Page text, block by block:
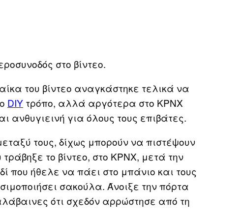
στο βίντεο.
του βίντεο αναγκάστηκε τελικά να
DIY τρόπο, αλλά αργότερα στο KPNX
ανθυγιεινή για όλους τους επιβάτες.
τους, δίχως μπορούν να πιστέψουν
το βίντεο, στο KPNX, μετά την
που ήθελε να πάει στο μπάνιο και τους
σακούλα. Άνοιξε την πόρτα
ότι σχεδόν αρρώστησε από τη